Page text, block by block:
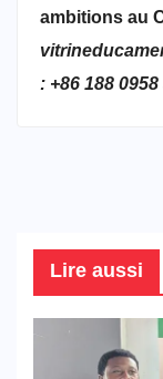
ambitions au
: +86 188 0958
Lire aussi